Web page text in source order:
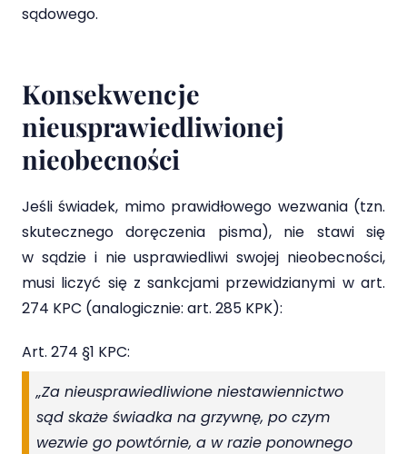
sądowego.
Konsekwencje
nieusprawiedliwionej
nieobecności
Jeśli świadek, mimo prawidłowego wezwania (tzn.
skutecznego doręczenia pisma), nie stawi się
w sądzie i nie usprawiedliwi swojej nieobecności,
musi liczyć się z sankcjami przewidzianymi w art.
274 KPC (analogicznie: art. 285 KPK):
Art. 274 §1 KPC:
„Za nieusprawiedliwione niestawiennictwo
sąd skaże świadka na grzywnę, po czym
wezwie go powtórnie, a w razie ponownego